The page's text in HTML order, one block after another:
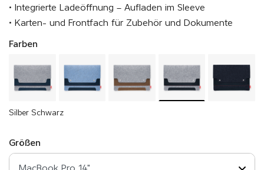
• Integrierte Ladeöffnung – Aufladen im Sleeve
• Karten- und Frontfach für Zubehör und Dokumente
Farben
Silber Schwarz
Größen